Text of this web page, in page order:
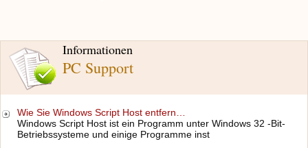
Informationen
PC Support
Wie Sie Windows Script Host entfern…
Windows Script Host ist ein Programm unter Windows 32 -Bit-
Betriebssysteme und einige Programme inst